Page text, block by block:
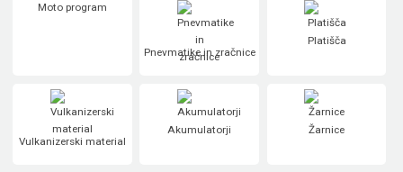
Moto program
Pnevmatike in zračnice
Platišča
Vulkanizerski material
Akumulatorji Žarnice